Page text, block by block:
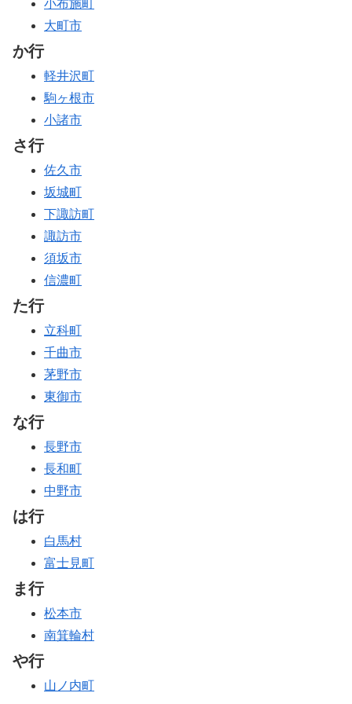
小布施町
大町市
か行
軽井沢町
駒ヶ根市
小諸市
さ行
佐久市
坂城町
下諏訪町
諏訪市
須坂市
信濃町
た行
立科町
千曲市
茅野市
東御市
な行
長野市
長和町
中野市
は行
白馬村
富士見町
ま行
松本市
南箕輪村
や行
山ノ内町